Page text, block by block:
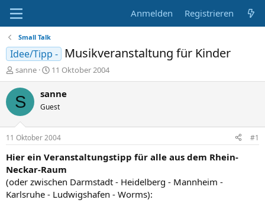
Anmelden Registrieren
Small Talk
Idee/Tipp - Musikveranstaltung für Kinder
E
r
s
t
e
r
sanne
E
r
s
e
l
t
a
11 Oktober 2004
S sanne
Guest
11 Oktober 2004 #1
Hier ein Veranstaltungstipp für alle aus dem Rhein-
Neckar-Raum
(oder zwischen Darmstadt - Heidelberg - Mannheim -
Karlsruhe - Ludwigshafen - Worms):